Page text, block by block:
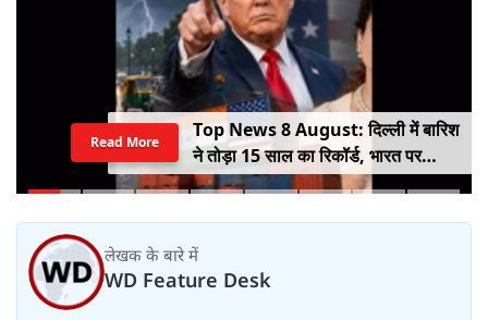
Top News 8 August: दिल्ली में बारिश
ने तोड़ा 15 साल का रिकॉर्ड, भारत पर
100% टैरिफ का खतरा; Gen Z पर कंगना
Read More
लेखक के बारे में
WD Feature Desk